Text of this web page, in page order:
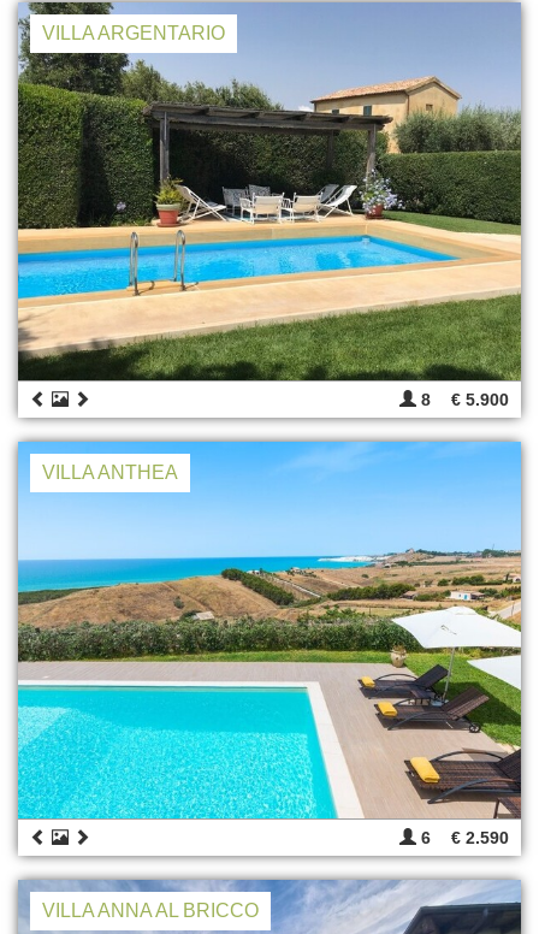
VILLA ARGENTARIO
8 € 5.900
VILLA ANTHEA
6 € 2.590
VILLA ANNA AL BRICCO